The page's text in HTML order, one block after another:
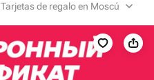
Tarjetas de regalo en Moscú